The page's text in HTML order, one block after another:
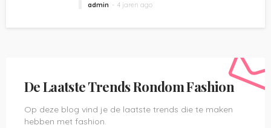
admin 4 jaren ago
De Laatste Trends Rondom Fashion
Op deze blog vind je de laatste trends die te maken
hebben met fashion.